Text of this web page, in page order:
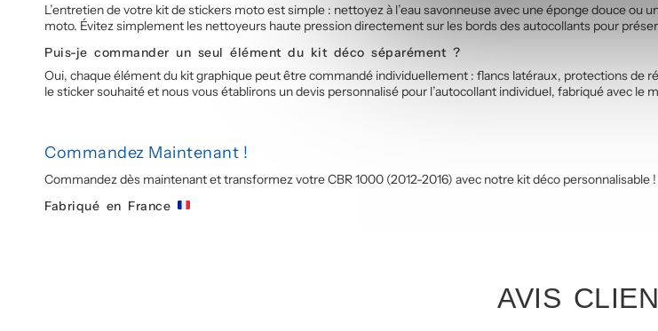
L’entretien de votre kit de stickers moto est simple : nettoyez à l’eau savonneuse avec une éponge douce
moto. Évitez simplement les nettoyeurs haute pression directement sur les bords des autocollants pour
Puis-je commander un seul élément du kit déco séparément ?
Oui, chaque élément du kit graphique peut être commandé individuellement : flancs latéraux, protections de
le sticker souhaité et nous vous établirons un devis personnalisé pour l’autocollant individuel, fabriqué avec
Commandez Maintenant !
Commandez dès maintenant et transformez votre CBR 1000 (2012-2016) avec notre kit déco
Fabriqué en France
AVIS